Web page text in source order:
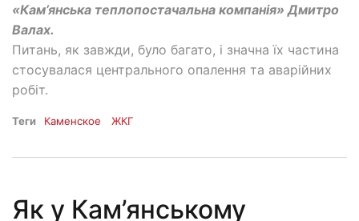
«Кам’янська теплопостачальна компанія» Дмитро
Валах.
Питань, як завжди, було багато, і значна їх частина
стосувалася центрального опалення та аварійних
робіт.
Теги Каменское ЖКГ
Як у Кам’янському